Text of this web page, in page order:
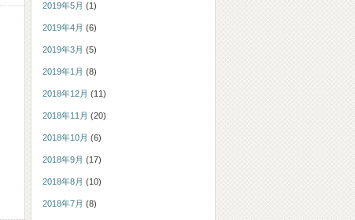
2019年5月 (1)
2019年4月 (6)
2019年3月 (5)
2019年1月 (8)
2018年12月 (11)
2018年11月 (20)
2018年10月 (6)
2018年9月 (17)
2018年8月 (10)
2018年7月 (8)